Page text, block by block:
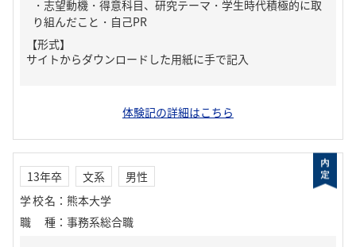
・志望動機・得意科目、研究テーマ・学生時代積極的に取
り組んだこと・自己PR
【形式】
サイトからダウンロードした用紙に手で記入
体験記の詳細はこちら
13年卒 文系
男性
学校名 ： 熊本大学
職種 ： 事務系総合職